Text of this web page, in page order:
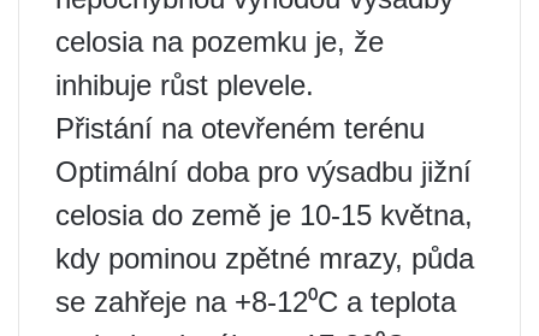
celosia na pozemku je, že
inhibuje růst plevele.
Přistání na otevřeném terénu
Optimální doba pro výsadbu jižní
celosia do země je 10-15 května,
kdy pominou zpětné mrazy, půda
se zahřeje na +8-12⁰C a teplota